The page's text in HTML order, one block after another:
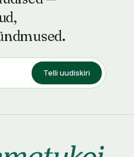
Telli uudiskiri